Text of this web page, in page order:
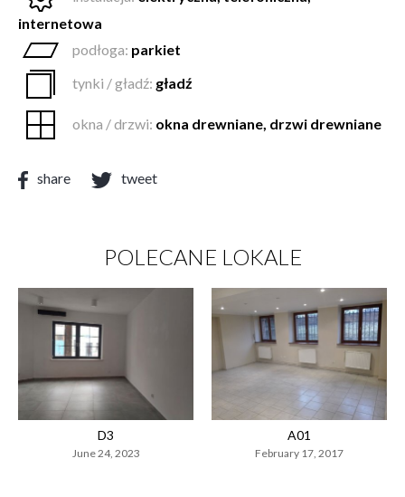
internetowa
podłoga: parkiet
tynki / gładź: gładź
okna / drzwi: okna drewniane, drzwi drewniane
share tweet
POLECANE LOKALE
D3
June 24, 2023
A01
February 17, 2017